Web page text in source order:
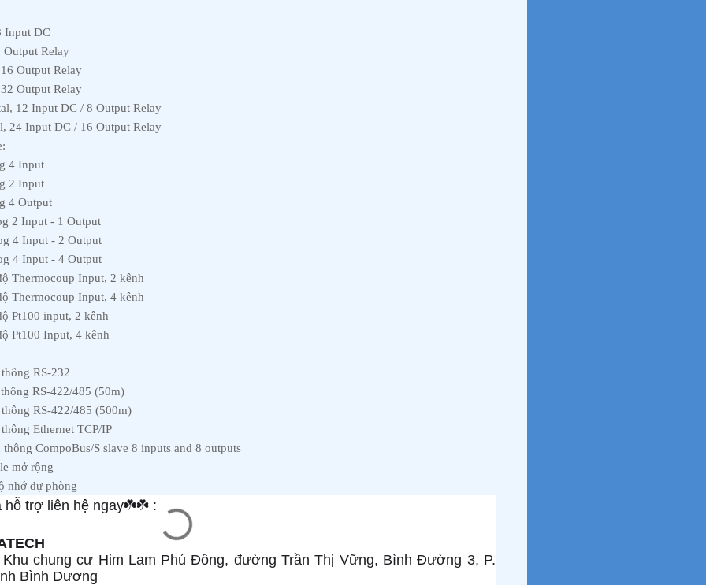
Input DC
Output Relay
Output Relay
Output Relay
12 Input DC / 8 Output Relay
24 Input DC / 16 Output Relay
4 Input
2 Input
4 Output
2 Input - 1 Output
4 Input - 2 Output
4 Input - 4 Output
Thermocoup Input, 2 kênh
Thermocoup Input, 4 kênh
Pt100 input, 2 kênh
Pt100 Input, 4 kênh
RS-232
RS-422/485 (50m)
RS-422/485 (500m)
Ethernet TCP/IP
CompoBus/S slave 8 inputs and 8 outputs
mở rộng
nhớ dự phòng
trợ liên hệ ngay☘☘ :
chung cư Him Lam Phú Đông, đường Trần Thị Vững, Bình Đường 3, P.
Bình Dương